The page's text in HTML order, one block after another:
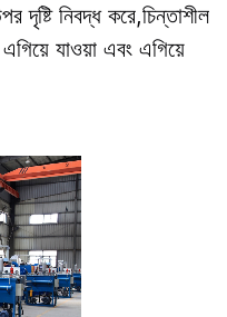
দৃষ্টি নিবদ্ধ করে,চিন্তাশীল
যাওয়া এবং এগিয়ে